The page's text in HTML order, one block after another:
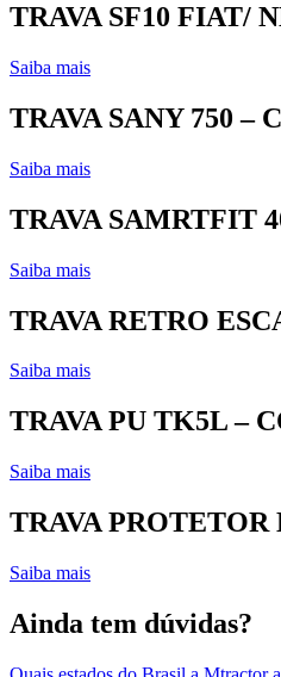
TRAVA SF10 FIAT/
Saiba mais
TRAVA SANY 750 –
Saiba mais
TRAVA SAMRTFIT
Saiba mais
TRAVA RETRO
Saiba mais
TRAVA PU TK5L –
Saiba mais
TRAVA PROTETOR
Saiba mais
Ainda tem dúvidas?